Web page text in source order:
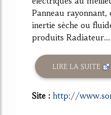
Panneau
inertie sèche ou
produits Radiateur...
LIRE LA SUITE
Site : http://